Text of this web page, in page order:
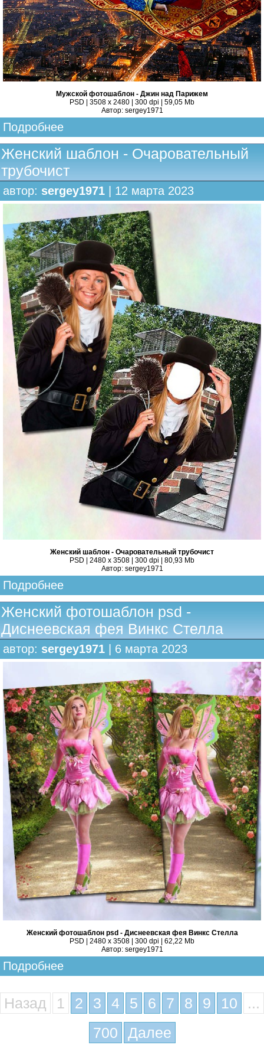
Мужской фотошаблон - Джин над Парижем
PSD | 3508 x 2480 | 300 dpi | 59,05 Mb
Автор: sergey1971
Подробнее
Женский шаблон - Очаровательный
трубочист
автор: sergey1971 | 12 марта 2023
Женский шаблон - Очаровательный трубочист
PSD | 2480 x 3508 | 300 dpi | 80,93 Mb
Автор: sergey1971
Подробнее
Женский фотошаблон psd -
Диснеевская фея Винкс Стелла
автор: sergey1971 | 6 марта 2023
Женский фотошаблон psd - Диснеевская фея Винкс Стелла
PSD | 2480 x 3508 | 300 dpi | 62,22 Mb
Автор: sergey1971
Подробнее
Назад 1 2 3 4 5 6 7 8 9 10
...
700
Далее